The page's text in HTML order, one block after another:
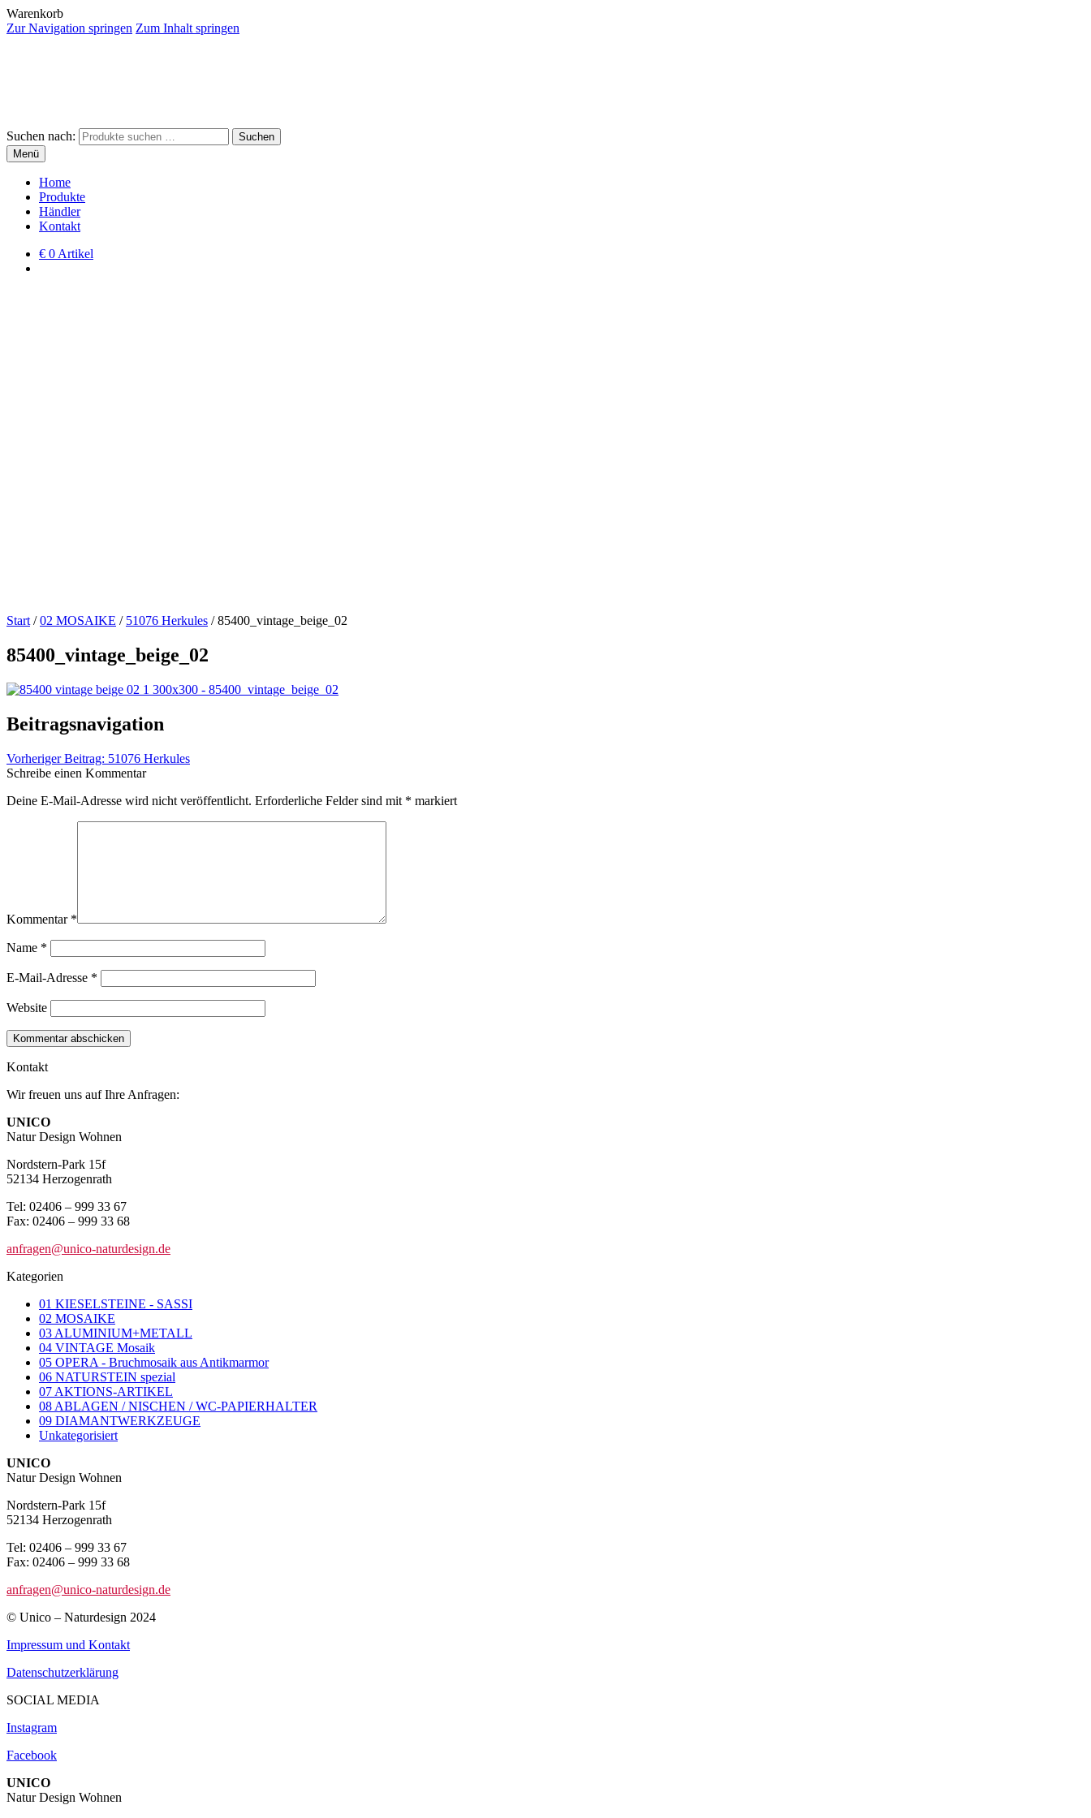
Warenkorb
Zur Navigation springen Zum Inhalt springen
Suchen nach:
Suchen
Menü
Home
Produkte
Händler
Kontakt
€ 0 Artikel
Start /02 MOSAIKE / 51076 Herkules /85400_vintage_beige_02
85400_vintage_beige_02
Beitragsnavigation
Vorheriger Beitrag: 51076 Herkules
Schreibe einen Kommentar
Deine E-Mail-Adresse wird nicht veröffentlicht. Erforderliche Felder sind mit * markiert
Kommentar *
Name *
E-Mail-Adresse *
Website
Kontakt
Wir freuen uns auf Ihre Anfragen:
UNICO
Natur Design Wohnen
Nordstern-Park 15f
52134 Herzogenrath
Tel: 02406 – 999 33 67
Fax: 02406 – 999 33 68
anfragen@unico-naturdesign.de
Kategorien
01 KIESELSTEINE - SASSI
02 MOSAIKE
03 ALUMINIUM+METALL
04 VINTAGE Mosaik
05 OPERA - Bruchmosaik aus Antikmarmor
06 NATURSTEIN spezial
07 AKTIONS-ARTIKEL
08 ABLAGEN / NISCHEN / WC-PAPIERHALTER
09 DIAMANTWERKZEUGE
Unkategorisiert
UNICO
Natur Design Wohnen
Nordstern-Park 15f
52134 Herzogenrath
Tel: 02406 – 999 33 67
Fax: 02406 – 999 33 68
anfragen@unico-naturdesign.de
© Unico – Naturdesign 2024
Impressum und Kontakt
Datenschutzerklärung
SOCIAL MEDIA
Instagram
Facebook
UNICO
Natur Design Wohnen